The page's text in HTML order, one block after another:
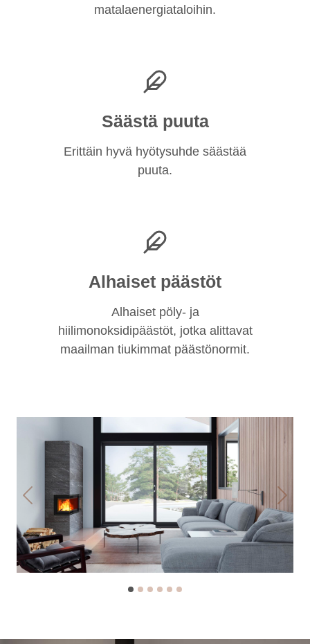
matalaenergiataloihin.
Säästä puuta
Erittäin hyvä hyötysuhde säästää
puuta.
Alhaiset päästöt
Alhaiset pöly- ja
hiilimonoksidipäästöt, jotka alittavat
maailman tiukimmat päästönormit.
Previous Next